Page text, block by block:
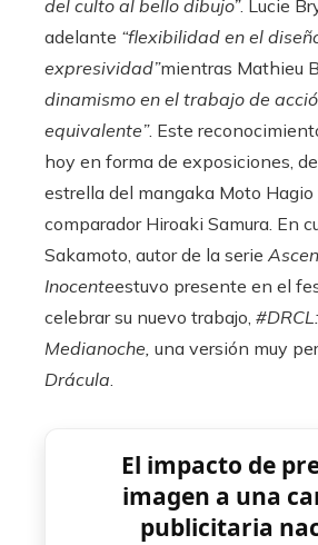
del culto al bello dibujo”. Lucie
adelante “flexibilidad en el
expresividad”mientras Mathieu
dinamismo en el trabajo de
equivalente”. Este
hoy en forma de exposiciones,
estrella del mangaka Moto Hagio
comparador Hiroaki Samura. En
Sakamoto, autor de la serie
Inocenteestuvo presente en el
celebrar su nuevo trabajo,
Medianoche, una versión muy
Drácula.
El impacto de
imagen a una
publicitaria